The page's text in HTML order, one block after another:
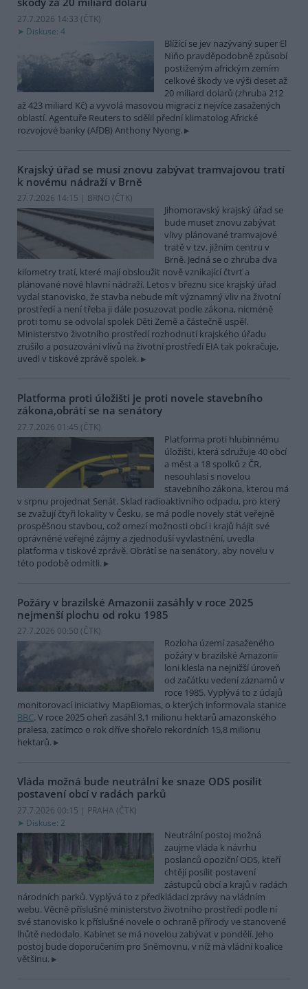
27.7.2026 14:33 (ČTK)
Diskuse: 4
Blížící se jev nazývaný super El
Niňo pravděpodobně způsobí
postiženým africkým zemím
celkové škody ve výši deset až
20 miliard dolarů (zhruba 212
až 423 miliard Kč) a vyvolá masovou migraci z nejvíce zasažených
oblastí. Agentuře Reuters to sdělil přední klimatolog Africké
rozvojové banky (AfDB) Anthony Nyong.
Krajský úřad se musí znovu zabývat tramvajovou tratí
k novému nádraží v Brně
27.7.2026 14:15 | BRNO (ČTK)
Jihomoravský krajský úřad se
bude muset znovu zabývat
vlivy plánované tramvajové
tratě v tzv. jižním centru v
Brně. Jedná se o zhruba dva
kilometry tratí, které mají obsloužit nově vznikající čtvrť a
plánované nové hlavní nádraží. Letos v březnu sice krajský úřad
vydal stanovisko, že stavba nebude mít významný vliv na životní
prostředí a není třeba ji dále posuzovat podle zákona, nicméně
proti tomu se odvolal spolek Děti Země a částečně uspěl.
Ministerstvo životního prostředí rozhodnutí krajského úřadu
zrušilo a posuzování vlivů na životní prostředí EIA tak pokračuje,
uvedl v tiskové zprávě spolek.
Platforma proti úložišti je proti novele stavebního
zákona,obrátí se na senátory
27.7.2026 01:45 (ČTK)
Platforma proti hlubinnému
úložišti, která sdružuje 40 obcí
a měst a 18 spolků z ČR,
nesouhlasí s novelou
stavebního zákona, kterou má
v srpnu projednat Senát. Sklad radioaktivního odpadu, pro který
se zvažují čtyři lokality v Česku, se má podle novely stát veřejně
prospěšnou stavbou, což omezí možnosti obcí i krajů hájit své
oprávněné veřejné zájmy a zjednoduší vyvlastnění, uvedla
platforma v tiskové zprávě. Obrátí se na senátory, aby novelu v
této podobě odmítli.
Požáry v brazilské Amazonii zasáhly v roce 2025
nejmenší plochu od roku 1985
27.7.2026 00:50 (ČTK)
Rozloha území zasaženého
požáry v brazilské Amazonii
loni klesla na nejnižší úroveň
od začátku vedení záznamů v
roce 1985. Vyplývá to z údajů
monitorovací iniciativy MapBiomas, o kterých informovala stanice
BBC. V roce 2025 oheň zasáhl 3,1 milionu hektarů amazonského
pralesa, zatímco o rok dříve shořelo rekordních 15,8 milionu
hektarů.
Vláda možná bude neutrální ke snaze ODS posílit
postavení obcí v radách parků
27.7.2026 00:15 | PRAHA (ČTK)
Diskuse: 2
Neutrální postoj možná
zaujme vláda k návrhu
poslanců opoziční ODS, kteří
chtějí posílit postavení
zástupců obcí a krajů v radách
národních parků. Vyplývá to z předkládací zprávy na vládním
webu. Věcně příslušné ministerstvo životního prostředí podle ní
své stanovisko k příslušné novele o ochraně přírody ve stanovené
lhůtě nedodalo. Kabinet se má novelou zabývat v pondělí. Jeho
postoj bude doporučením pro Sněmovnu, v níž má vládní koalice
většinu.